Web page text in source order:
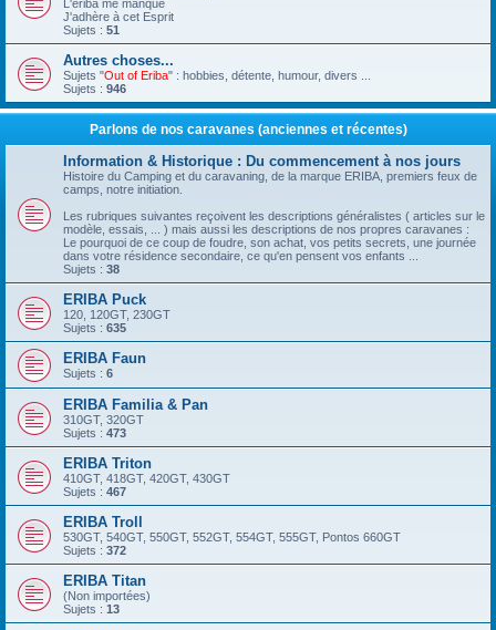
L'eriba me manque
J'adhère à cet Esprit
Sujets : 51
Autres choses...
Sujets "Out of Eriba" : hobbies, détente, humour, divers ...
Sujets : 946
Parlons de nos caravanes (anciennes et récentes)
Information & Historique : Du commencement à nos jours
Histoire du Camping et du caravaning, de la marque ERIBA, premiers feux de
camps, notre initiation.
Les rubriques suivantes reçoivent les descriptions généralistes ( articles sur le
modèle, essais, ... ) mais aussi les descriptions de nos propres caravanes :
Le pourquoi de ce coup de foudre, son achat, vos petits secrets, une journée
dans votre résidence secondaire, ce qu'en pensent vos enfants ...
Sujets : 38
ERIBA Puck
120, 120GT, 230GT
Sujets : 635
ERIBA Faun
Sujets : 6
ERIBA Familia & Pan
310GT, 320GT
Sujets : 473
ERIBA Triton
410GT, 418GT, 420GT, 430GT
Sujets : 467
ERIBA Troll
530GT, 540GT, 550GT, 552GT, 554GT, 555GT, Pontos 660GT
Sujets : 372
ERIBA Titan
(Non importées)
Sujets : 13